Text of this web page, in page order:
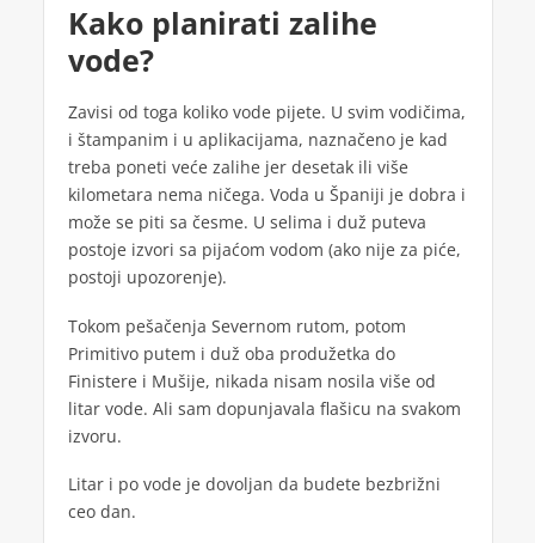
Kako planirati zalihe
vode?
Zavisi od toga koliko vode pijete. U svim vodičima,
i štampanim i u aplikacijama, naznačeno je kad
treba poneti veće zalihe jer desetak ili više
kilometara nema ničega. Voda u Španiji je dobra i
može se piti sa česme. U selima i duž puteva
postoje izvori sa pijaćom vodom (ako nije za piće,
postoji upozorenje).
Tokom pešačenja Severnom rutom, potom
Primitivo putem i duž oba produžetka do
Finistere i Mušije, nikada nisam nosila više od
litar vode. Ali sam dopunjavala flašicu na svakom
izvoru.
Litar i po vode je dovoljan da budete bezbrižni
ceo dan.